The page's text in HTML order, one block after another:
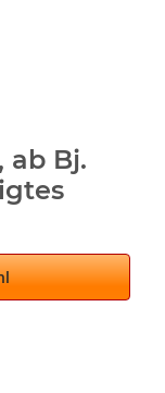
ab Bj.